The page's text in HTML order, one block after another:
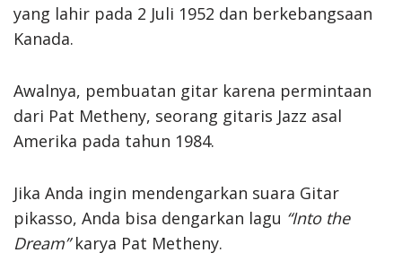
yang lahir pada 2 Juli 1952 dan berkebangsaan
Kanada.
Awalnya, pembuatan gitar karena permintaan
dari Pat Metheny, seorang gitaris Jazz asal
Amerika pada tahun 1984.
Jika Anda ingin mendengarkan suara Gitar
pikasso, Anda bisa dengarkan lagu “Into the
Dream”karya Pat Metheny.